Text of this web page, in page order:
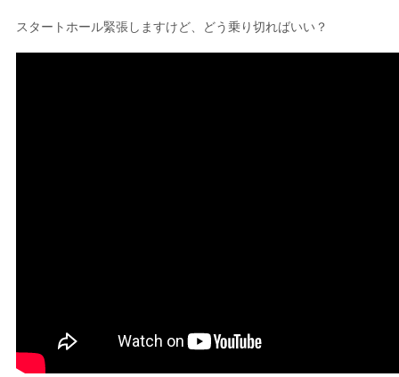
スタートホール緊張しますけど、どう乗り切ればいい？